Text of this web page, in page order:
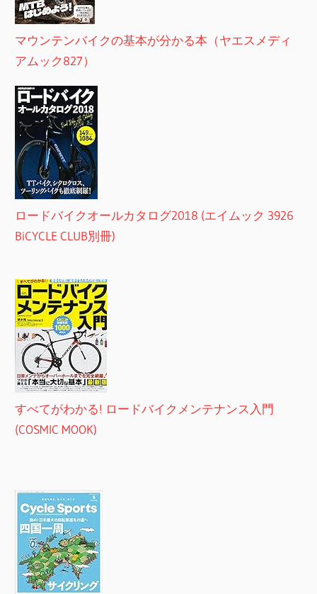
マウンテンバイクの基本が分かる本（ヤエスメディ
アムック827）
ロードバイクオールカタログ2018 (エイムック 3926
BiCYCLE CLUB別冊)
すべてがわかる! ロードバイクメンテナンス入門
(COSMIC MOOK)